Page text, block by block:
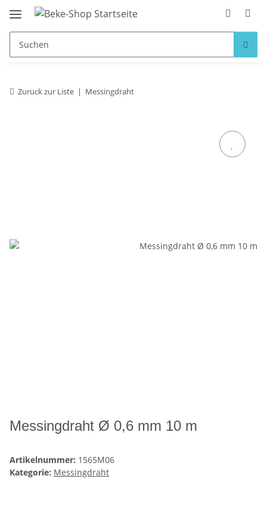
Zurück zur Liste Messingdraht
Messingdraht Ø 0,6 mm 10 m
Artikelnummer: 1565M06
Kategorie: Messingdraht